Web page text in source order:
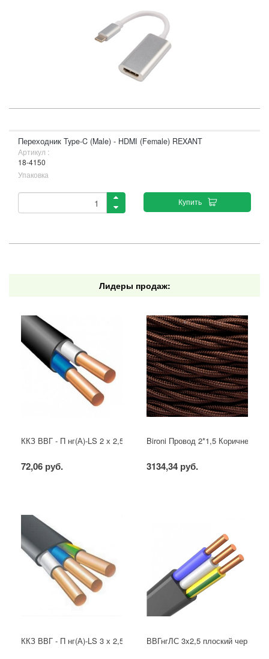
Переходник Type-C (Male) - HDMI (Female) REXANT
Артикул :
18-4150
Упаковка
Купить
Лидеры продаж:
ККЗ ВВГ - П нг(А)-LS 2 х 2,5 ГОСТ
72,06 руб.
Bironi Провод 2*1,5 Коричневый
3134,34 руб.
ККЗ ВВГ - П нг(А)-LS 3 х 2,5 ГОСТ ВВГнгЛС 3x2,5 плоский черный